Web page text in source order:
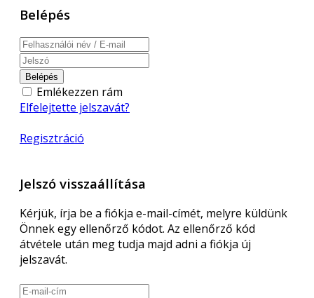
Belépés
Belépés
Emlékezzen rám
Elfelejtette jelszavát?
Regisztráció
Jelszó visszaállítása
Kérjük, írja be a fiókja e-mail-címét, melyre küldünk
Önnek egy ellenőrző kódot. Az ellenőrző kód
átvétele után meg tudja majd adni a fiókja új
jelszavát.